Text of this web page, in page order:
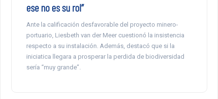
ese no es su rol”
Ante la calificación desfavorable del proyecto minero-
portuario, Liesbeth van der Meer cuestionó la insistencia
respecto a su instalación. Además, destacó que si la
iniciatica llegara a prosperar la perdida de biodiversidad
sería “muy grande”.